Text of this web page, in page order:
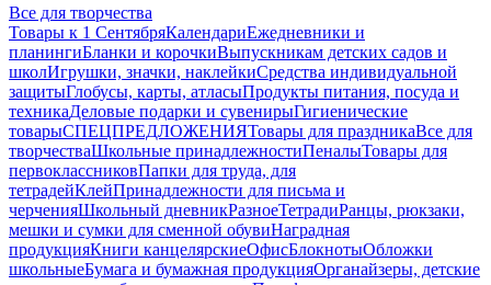
Все для творчества
Товары к 1 СентябряКалендариЕжедневники и
планингиБланки и корочкиВыпускникам детских садов и
школИгрушки, значки, наклейкиСредства индивидуальной
защитыГлобусы, карты, атласыПродукты питания, посуда и
техникаДеловые подарки и сувенирыГигиенические
товарыСПЕЦПРЕДЛОЖЕНИЯТовары для праздникаВсе для
творчестваШкольные принадлежностиПеналыТовары для
первоклассниковПапки для труда, для
тетрадейКлейПринадлежности для письма и
черченияШкольный дневникРазноеТетрадиРанцы, рюкзаки,
мешки и сумки для сменной обувиНаградная
продукцияКниги канцелярскиеОфисБлокнотыОбложки
школьныеБумага и бумажная продукцияОрганайзеры, детские